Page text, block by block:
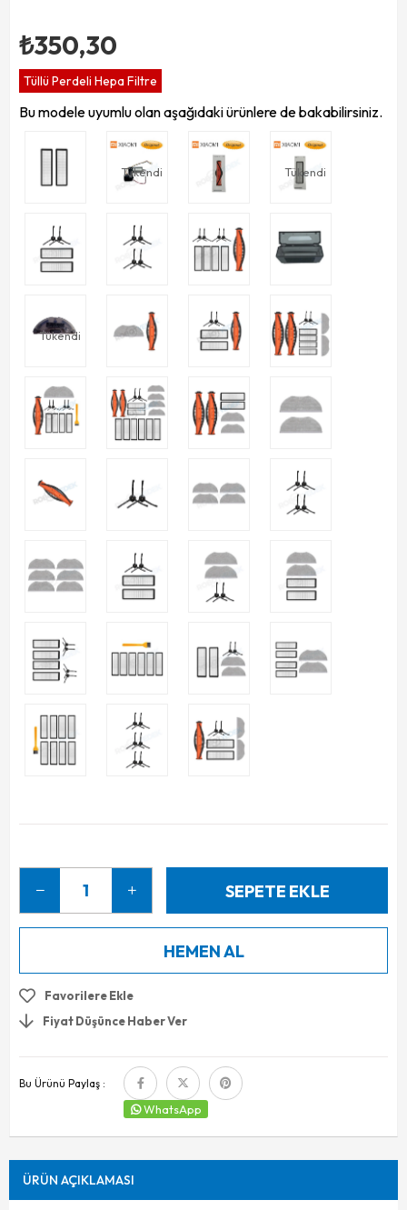
₺350,30
Tüllü Perdeli Hepa Filtre
Bu modele uyumlu olan aşağıdaki ürünlere de bakabilirsiniz.
Tükendi Tükendi
Tükendi
Favorilere Ekle
Fiyat Düşünce Haber Ver
Bu Ürünü Paylaş :
WhatsApp
ÜRÜN AÇIKLAMASI